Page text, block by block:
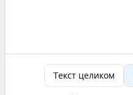
Текст целиком